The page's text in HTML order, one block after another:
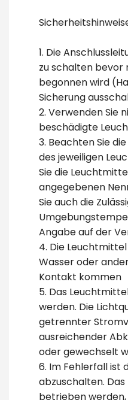
1. Die
zu schalten
begonnen wird
Sicherung
2. Verwenden Sie
beschädigte
3. Beachten Sie
des jeweiligen
Sie die
angegebenen
Sie auch die
Angabe auf der
4. Die
Wasser oder
Kontakt kommen
5. Das
werden. Die
getrennter
ausreichender
oder gewechselt
6. Im Fehlerfall ist
abzuschalten.
betrieben